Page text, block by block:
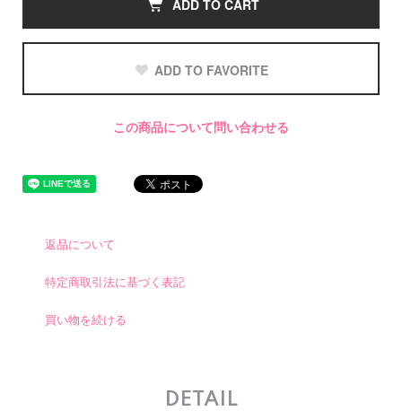
ADD TO CART
ADD TO FAVORITE
この商品について問い合わせる
返品について
特定商取引法に基づく表記
買い物を続ける
DETAIL